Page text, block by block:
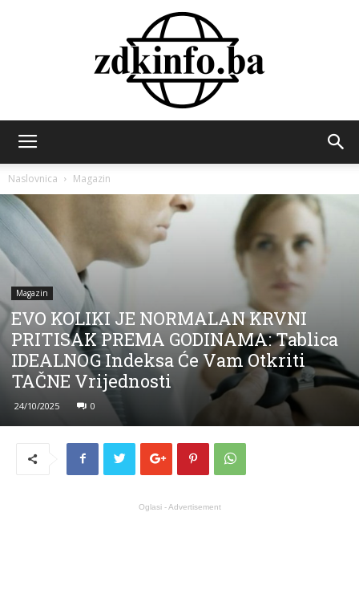
Naslovnica Magazin
Magazin
EVO KOLIKI JE NORMALAN KRVNI
PRITISAK PREMA GODINAMA: Tablica
IDEALNOG Indeksa Će Vam Otkriti
TAČNE Vrijednosti
24/10/2025 0
Oglasi - Advertisement